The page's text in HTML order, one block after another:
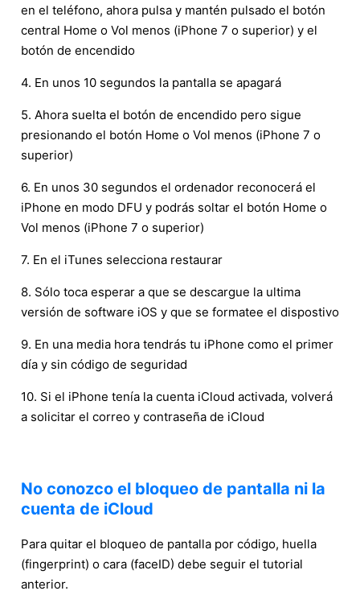
en el teléfono, ahora pulsa y mantén pulsado el botón
central Home o Vol menos (iPhone 7 o superior) y el
botón de encendido
4. En unos 10 segundos la pantalla se apagará
5. Ahora suelta el botón de encendido pero sigue
presionando el botón Home o Vol menos (iPhone 7 o
superior)
6. En unos 30 segundos el ordenador reconocerá el
iPhone en modo DFU y podrás soltar el botón Home o
Vol menos (iPhone 7 o superior)
7. En el iTunes selecciona restaurar
8. Sólo toca esperar a que se descargue la ultima
versión de software iOS y que se formatee el dispostivo
9. En una media hora tendrás tu iPhone como el primer
día y sin código de seguridad
10. Si el iPhone tenía la cuenta iCloud activada, volverá
a solicitar el correo y contraseña de iCloud
No conozco el bloqueo de pantalla ni la
cuenta de iCloud
Para quitar el bloqueo de pantalla por código, huella
(fingerprint) o cara (faceID) debe seguir el tutorial
anterior.